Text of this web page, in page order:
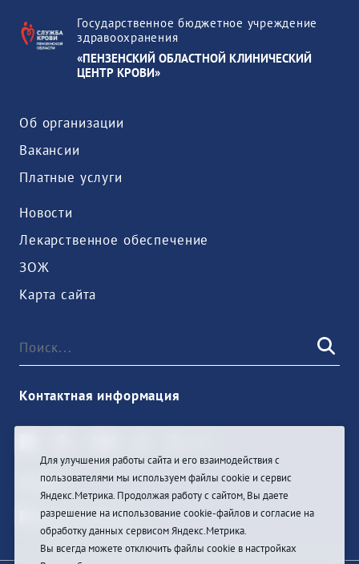
Государственное бюджетное учреждение
здравоохранения
«ПЕНЗЕНСКИЙ ОБЛАСТНОЙ КЛИНИЧЕСКИЙ
ЦЕНТР КРОВИ»
Об организации
Вакансии
Платные услуги
Новости
Лекарственное обеспечение
ЗОЖ
Карта сайта
Контактная информация
Войти
Для улучшения работы сайта и его взаимодействия с
пользователями мы используем файлы cookie и сервис
Яндекс.Метрика. Продолжая работу с сайтом, Вы даете
разрешение на использование cookie-файлов и согласие на
обработку данных сервисом Яндекс.Метрика.
Вы всегда можете отключить файлы cookie в настройках